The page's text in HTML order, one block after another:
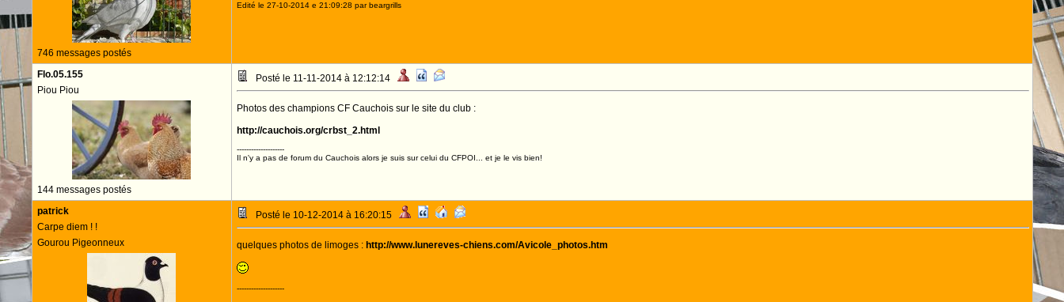
746 messages postés
Edité le 27-10-2014 e 21:09:28 par beargrills
Flo.05.155
Piou Piou
144 messages postés
Posté le 11-11-2014 à 12:12:14
Photos des champions CF Cauchois sur le site du club :
http://cauchois.org/crbst_2.html
--------------------
Il n'y a pas de forum du Cauchois alors je suis sur celui du CFPOI... et je le vis bien!
patrick
Carpe diem ! !
Gourou Pigeonneux
Posté le 10-12-2014 à 16:20:15
quelques photos de limoges : http://www.lunereves-chiens.com/Avicole_photos.htm
--------------------